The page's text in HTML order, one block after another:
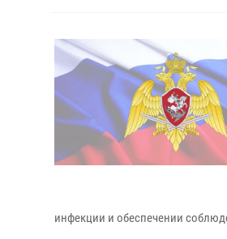
инфекции и обеспечении